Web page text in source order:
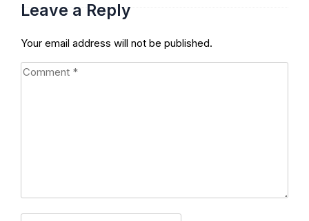
Leave a Reply
Your email address will not be published.